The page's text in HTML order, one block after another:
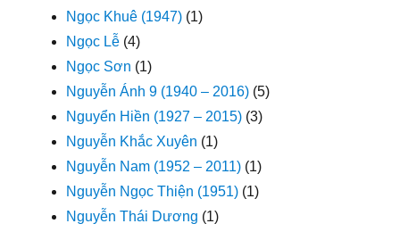
Ngọc Khuê (1947) (1)
Ngọc Lễ (4)
Ngọc Sơn (1)
Nguyễn Ánh 9 (1940 – 2016) (5)
Nguyển Hiền (1927 – 2015) (3)
Nguyễn Khắc Xuyên (1)
Nguyễn Nam (1952 – 2011) (1)
Nguyễn Ngọc Thiện (1951) (1)
Nguyễn Thái Dương (1)